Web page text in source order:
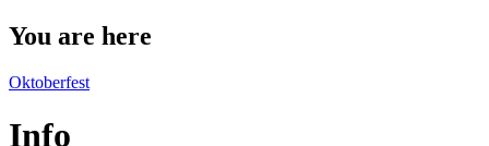
You are here
Oktoberfest
Info